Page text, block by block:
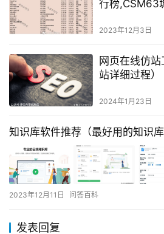
行榜,CSM63
2023年12月3日
网页在线仿
站详细过程）
2024年1月23日
知识库软件推荐（最好用的知识库
2023年12月11日 问答百科
发表回复